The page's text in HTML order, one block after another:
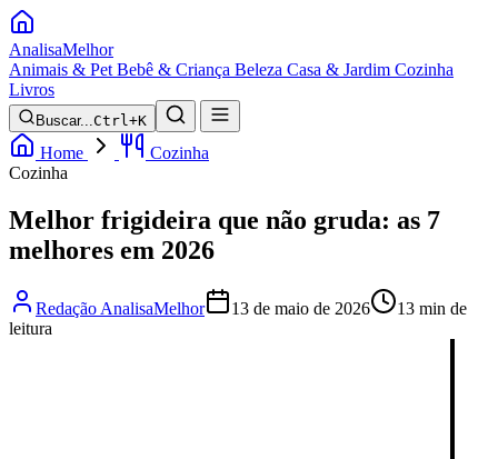
AnalisaMelhor
Animais & Pet Bebê & Criança Beleza Casa & Jardim Cozinha
Livros
Buscar...Ctrl+K
Home
Cozinha
Cozinha
Melhor frigideira que não gruda: as 7
melhores em 2026
Redação AnalisaMelhor 13 de maio de 2026
13 min de
leitura